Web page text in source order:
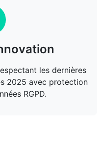
les dernières
2025 avec protection
RGPD.